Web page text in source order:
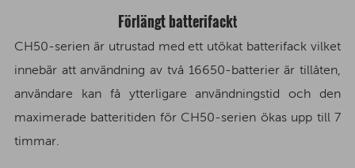
Förlängt batterifackt
CH50-serien är utrustad med ett utökat batterifack vilket
innebär att användning av två 16650-batterier är tillåten,
användare kan få ytterligare användningstid och den
maximerade batteritiden för CH50-serien ökas upp till 7
timmar.